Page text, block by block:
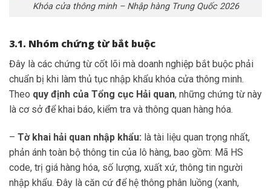
Khóa cửa thông minh – Nhập hàng Trung Quốc 2026
3.1. Nhóm chứng từ bắt buộc
Đây là các chứng từ cốt lõi mà doanh nghiệp bắt buộc phải
chuẩn bị khi làm thủ tục nhập khẩu khóa cửa thông minh.
Theo quy định của Tổng cục Hải quan, những chứng từ này
là cơ sở để khai báo, kiểm tra và thông quan hàng hóa.
– Tờ khai hải quan nhập khẩu: là tài liệu quan trọng nhất,
phản ánh toàn bộ thông tin của lô hàng, bao gồm: Mã HS
code, trị giá hàng hóa, số lượng, xuất xứ, thông tin người
nhập khẩu. Đây là căn cứ để hệ thông phân luồng (xanh,